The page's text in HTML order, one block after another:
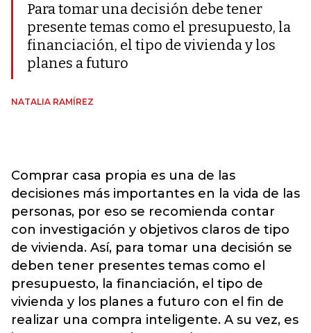
Para tomar una decisión debe tener
presente temas como el presupuesto, la
financiación, el tipo de vivienda y los
planes a futuro
NATALIA RAMÍREZ
Comprar casa propia es una de las
decisiones más importantes en la vida de las
personas, por eso se recomienda contar
con investigación y objetivos claros de tipo
de vivienda. Así, para tomar una decisión se
deben tener presentes temas como el
presupuesto, la financiación, el tipo de
vivienda y los planes a futuro con el fin de
realizar una compra inteligente. A su vez, es